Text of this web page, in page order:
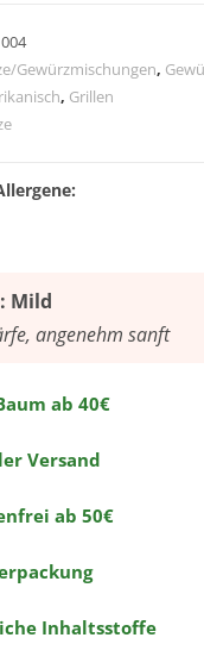
Gewürzmischungen,
, Grillen
Mild
angenehm sanft
ab 40€
Versand
ab 50€
Inhaltsstoffe